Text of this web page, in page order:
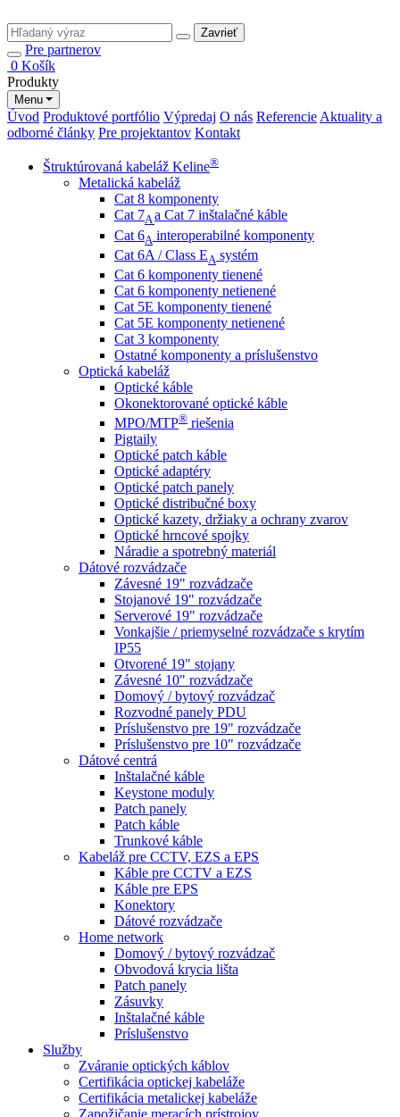
Zavrieť
Pre partnerov
0 Košík
Produkty
Menu
Úvod Produktové portfólio Výpredaj O nás Referencie Aktuality a
odborné články Pre projektantov Kontakt
Štruktúrovaná kabeláž Keline®
Metalická kabeláž
Cat 8 komponenty
Cat 7Aa Cat 7 inštalačné káble
Cat 6A interoperabilné komponenty
Cat 6A / Class EA systém
Cat 6 komponenty tienené
Cat 6 komponenty netienené
Cat 5E komponenty tienené
Cat 5E komponenty netienené
Cat 3 komponenty
Ostatné komponenty a príslušenstvo
Optická kabeláž
Optické káble
Okonektorované optické káble
MPO/MTP® ​ riešenia
Pigtaily
Optické patch káble
Optické adaptéry
Optické patch panely
Optické distribučné boxy
Optické kazety, držiaky a ochrany zvarov
Optické hrncové spojky
Náradie a spotrebný materiál
Dátové rozvádzače
Závesné 19" rozvádzače
Stojanové 19" rozvádzače
Serverové 19" rozvádzače
Vonkajšie / priemyselné rozvádzače s krytím
IP55
Otvorené 19" stojany
Závesné 10" rozvádzače
Domový / bytový rozvádzač
Rozvodné panely PDU
Príslušenstvo pre 19" rozvádzače
Príslušenstvo pre 10" rozvádzače
Dátové centrá
Inštalačné káble
Keystone moduly
Patch panely
Patch káble
Trunkové káble
Kabeláž pre CCTV, EZS a EPS
Káble pre CCTV a EZS
Káble pre EPS
Konektory
Dátové rozvádzače
Home network
Domový / bytový rozvádzač
Obvodová krycia lišta
Patch panely
Zásuvky
Inštalačné káble
Príslušenstvo
Služby
Zváranie optických káblov
Certifikácia optickej kabeláže
Certifikácia metalickej kabeláže